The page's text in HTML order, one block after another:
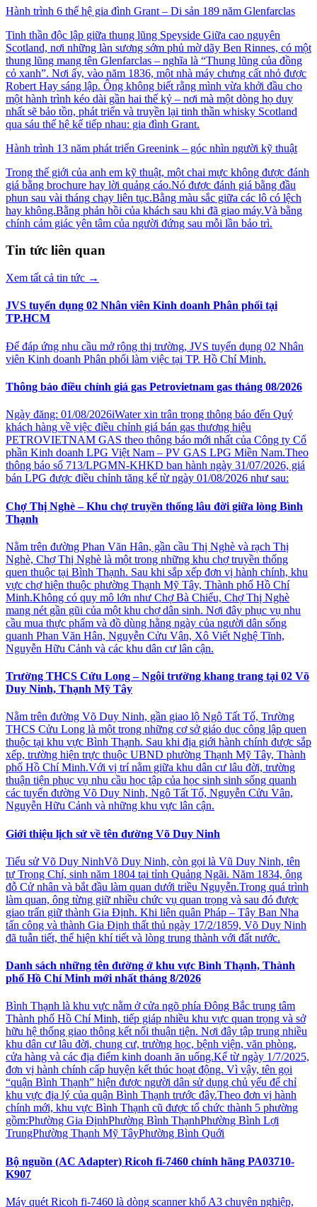
Hành trình 6 thế hệ gia đình Grant – Di sản 189 năm Glenfarclas
Tinh thần độc lập giữa thung lũng Speyside Giữa cao nguyên
Scotland, nơi những làn sương sớm phủ mờ dãy Ben Rinnes, có một
thung lũng mang tên Glenfarclas – nghĩa là “Thung lũng của đồng
cỏ xanh”. Nơi ấy, vào năm 1836, một nhà máy chưng cất nhỏ được
Robert Hay sáng lập. Ông không biết rằng mình vừa khởi đầu cho
một hành trình kéo dài gần hai thế kỷ – nơi mà một dòng họ duy
nhất sẽ bảo tồn, phát triển và truyền lại tinh thần whisky Scotland
qua sáu thế hệ kế tiếp nhau: gia đình Grant.
Hành trình 13 năm phát triển Greenink – góc nhìn người kỹ thuật
Trong thế giới của anh em kỹ thuật, một chai mực không được đánh
giá bằng brochure hay lời quảng cáo.Nó được đánh giá bằng đầu
phun sau vài tháng chạy liên tục.Bằng màu sắc giữa các lô có lệch
hay không.Bằng phản hồi của khách sau khi đã giao máy.Và bằng
chính cảm giác yên tâm của người đứng sau mỗi lần bảo trì.
Tin tức liên quan
Xem tất cả tin tức →
JVS tuyển dụng 02 Nhân viên Kinh doanh Phân phối tại
TP.HCM
Để đáp ứng nhu cầu mở rộng thị trường, JVS tuyển dụng 02 Nhân
viên Kinh doanh Phân phối làm việc tại TP. Hồ Chí Minh.
Thông báo điều chỉnh giá gas Petrovietnam gas tháng 08/2026
Ngày đăng: 01/08/2026iWater xin trân trọng thông báo đến Quý
khách hàng về việc điều chỉnh giá bán gas thương hiệu
PETROVIETNAM GAS theo thông báo mới nhất của Công ty Cổ
phần Kinh doanh LPG Việt Nam – PV GAS LPG Miền Nam.Theo
thông báo số 713/LPGMN-KHKD ban hành ngày 31/07/2026, giá
bán LPG được điều chỉnh tăng kể từ ngày 01/08/2026 như sau:
Chợ Thị Nghè – Khu chợ truyền thống lâu đời giữa lòng Bình
Thạnh
Nằm trên đường Phan Văn Hân, gần cầu Thị Nghè và rạch Thị
Nghè, Chợ Thị Nghè là một trong những khu chợ truyền thống
quen thuộc tại Bình Thạnh. Sau khi sắp xếp đơn vị hành chính, khu
vực chợ hiện thuộc phường Thạnh Mỹ Tây, Thành phố Hồ Chí
Minh.Không có quy mô lớn như Chợ Bà Chiểu, Chợ Thị Nghè
mang nét gần gũi của một khu chợ dân sinh. Nơi đây phục vụ nhu
cầu mua thực phẩm và đồ dùng hằng ngày của người dân sống
quanh Phan Văn Hân, Nguyễn Cửu Vân, Xô Viết Nghệ Tĩnh,
Nguyễn Hữu Cảnh và các khu dân cư lân cận.
Trường THCS Cửu Long – Ngôi trường khang trang tại 02 Võ
Duy Ninh, Thạnh Mỹ Tây
Nằm trên đường Võ Duy Ninh, gần giao lộ Ngô Tất Tố, Trường
THCS Cửu Long là một trong những cơ sở giáo dục công lập quen
thuộc tại khu vực Bình Thạnh. Sau khi địa giới hành chính được sắp
xếp, trường hiện trực thuộc UBND phường Thạnh Mỹ Tây, Thành
phố Hồ Chí Minh.Với vị trí nằm giữa khu dân cư lâu đời, trường
thuận tiện phục vụ nhu cầu học tập của học sinh sinh sống quanh
các tuyến đường Võ Duy Ninh, Ngô Tất Tố, Nguyễn Cửu Vân,
Nguyễn Hữu Cảnh và những khu vực lân cận.
Giới thiệu lịch sử về tên đường Võ Duy Ninh
Tiểu sử Võ Duy NinhVõ Duy Ninh, còn gọi là Vũ Duy Ninh, tên
tự Trọng Chí, sinh năm 1804 tại tỉnh Quảng Ngãi. Năm 1834, ông
đỗ Cử nhân và bắt đầu làm quan dưới triều Nguyễn.Trong quá trình
làm quan, ông từng giữ nhiều chức vụ quan trọng và sau đó được
giao trấn giữ thành Gia Định. Khi liên quân Pháp – Tây Ban Nha
tấn công và thành Gia Định thất thủ ngày 17/2/1859, Võ Duy Ninh
đã tuẫn tiết, thể hiện khí tiết và lòng trung thành với đất nước.
Danh sách những tên đường ở khu vực Bình Thạnh, Thành
phố Hồ Chí Minh mới nhất tháng 8/2026
Bình Thạnh là khu vực nằm ở cửa ngõ phía Đông Bắc trung tâm
Thành phố Hồ Chí Minh, tiếp giáp nhiều khu vực quan trọng và sở
hữu hệ thống giao thông kết nối thuận tiện. Nơi đây tập trung nhiều
khu dân cư lâu đời, chung cư, trường học, bệnh viện, văn phòng,
cửa hàng và các địa điểm kinh doanh ăn uống.Kể từ ngày 1/7/2025,
đơn vị hành chính cấp huyện kết thúc hoạt động. Vì vậy, tên gọi
“quận Bình Thạnh” hiện được người dân sử dụng chủ yếu để chỉ
khu vực địa lý của quận Bình Thạnh trước đây.Theo đơn vị hành
chính mới, khu vực Bình Thạnh cũ được tổ chức thành 5 phường
gồm:Phường Gia ĐịnhPhường Bình ThạnhPhường Bình Lợi
TrungPhường Thạnh Mỹ TâyPhường Bình Quới
Bộ nguồn (AC Adapter) Ricoh fi-7460 chính hãng PA03710-
K907
Máy quét Ricoh fi-7460 là dòng scanner khổ A3 chuyên nghiệp,